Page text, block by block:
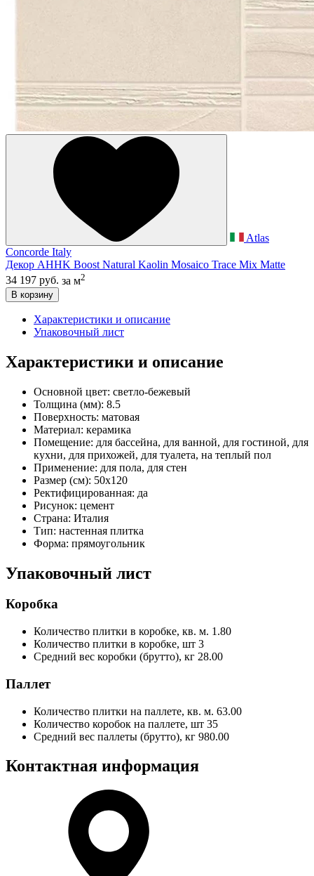
Atlas
Concorde Italy
Декор AHHK Boost Natural Kaolin Mosaico Trace Mix Matte
34 197 руб. за м2
В корзину
Характеристики и описание
Упаковочный лист
Характеристики и описание
Основной цвет: светло-бежевый
Толщина (мм): 8.5
Поверхность: матовая
Материал: керамика
Помещение: для бассейна, для ванной, для гостиной, для
кухни, для прихожей, для туалета, на теплый пол
Применение: для пола, для стен
Размер (см): 50x120
Ректифицированная: да
Рисунок: цемент
Страна: Италия
Тип: настенная плитка
Форма: прямоугольник
Упаковочный лист
Коробка
Количество плитки в коробке, кв. м. 1.80
Количество плитки в коробке, шт 3
Средний вес коробки (брутто), кг 28.00
Паллет
Количество плитки на паллете, кв. м. 63.00
Количество коробок на паллете, шт 35
Средний вес паллеты (брутто), кг 980.00
Контактная информация